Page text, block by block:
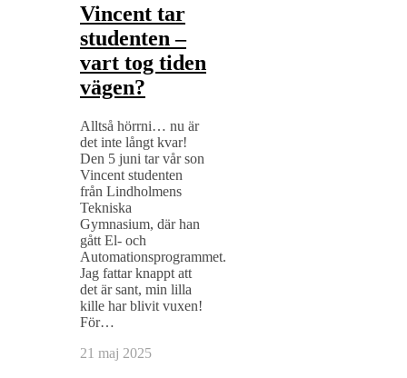
Vincent tar
studenten –
vart tog tiden
vägen?
Alltså hörrni… nu är
det inte långt kvar!
Den 5 juni tar vår son
Vincent studenten
från Lindholmens
Tekniska
Gymnasium, där han
gått El- och
Automationsprogrammet.
Jag fattar knappt att
det är sant, min lilla
kille har blivit vuxen!
För…
21 maj 2025